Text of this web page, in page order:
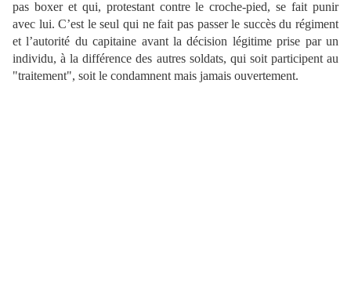
pas boxer et qui, protestant contre le croche-pied, se fait punir
avec lui. C’est le seul qui ne fait pas passer le succès du régiment
et l’autorité du capitaine avant la décision légitime prise par un
individu, à la différence des autres soldats, qui soit participent au
"traitement", soit le condamnent mais jamais ouvertement.